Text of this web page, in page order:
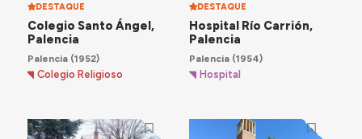
DESTAQUE
Colegio Santo Ángel,
Palencia
Palencia(1952)
Colegio Religioso
DESTAQUE
Hospital Río Carrión,
Palencia
Palencia(1954)
Hospital